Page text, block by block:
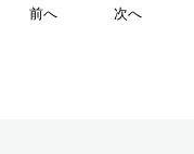
前へ 次へ